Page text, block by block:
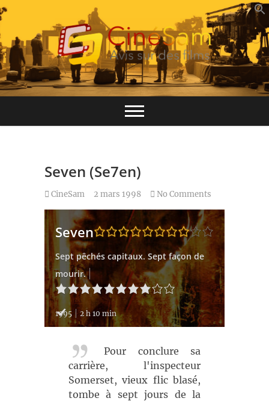
Skip
to
content
CinéSam
Base de données CinéSam
Seven (Se7en)
CineSam 2 mars 1998 No Comments
Seven
Sept pêchés capitaux. Sept façon de
mourir.
1995 2 h 10 min
Pour conclure sa
carrière, l'inspecteur
Somerset, vieux flic blasé,
tombe à sept jours de la